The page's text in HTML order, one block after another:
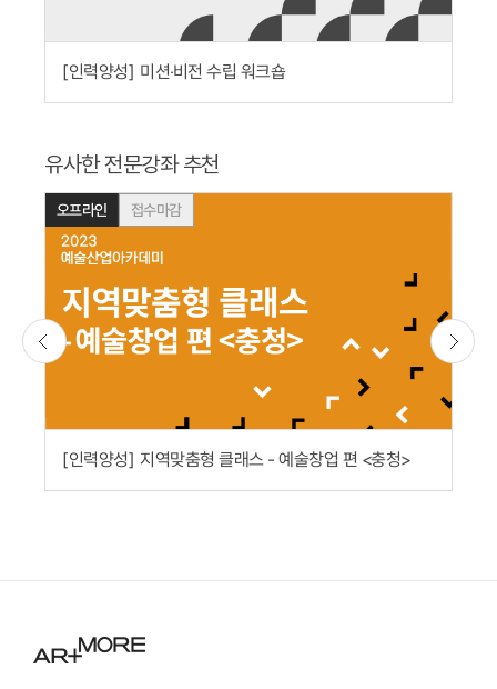
[인력양성] 미션‧비전 수립 워크숍
유사한 전문강좌 추천
[인력양성] 지역맞춤형 클래스 - 예술창업 편 <충청>
오프라인 접수마감